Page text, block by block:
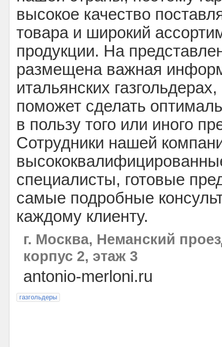
высокое качество
товара и широкий
продукции. На
размещена важная
итальянских
поможет сделать
в пользу того или иного
Сотрудники нашей
специалисты, готовые
самые подробные
каждому клиенту.
г. Москва, Неманский
корпус 2, этаж 3
antonio-merloni.ru
газгольдеры